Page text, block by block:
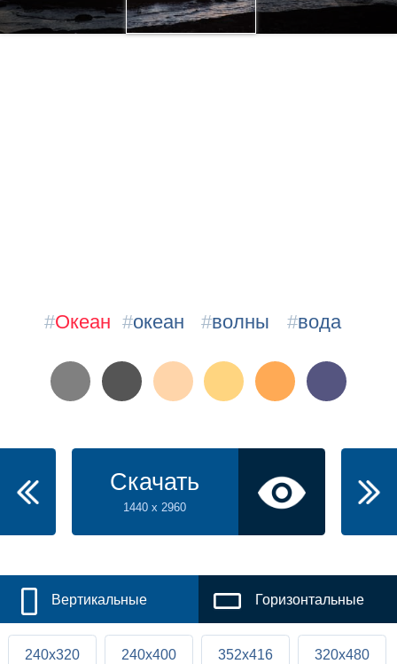
#Океан #океан #волны #вода
Скачать
1440 x 2960
Вертикальные Горизонтальные
240x320 240x400 352x416 320x480